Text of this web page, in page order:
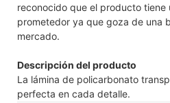
reconocido que el producto
prometedor ya que goza de una
mercado.
Descripción del producto
La lámina de policarbonato
perfecta en cada detalle.